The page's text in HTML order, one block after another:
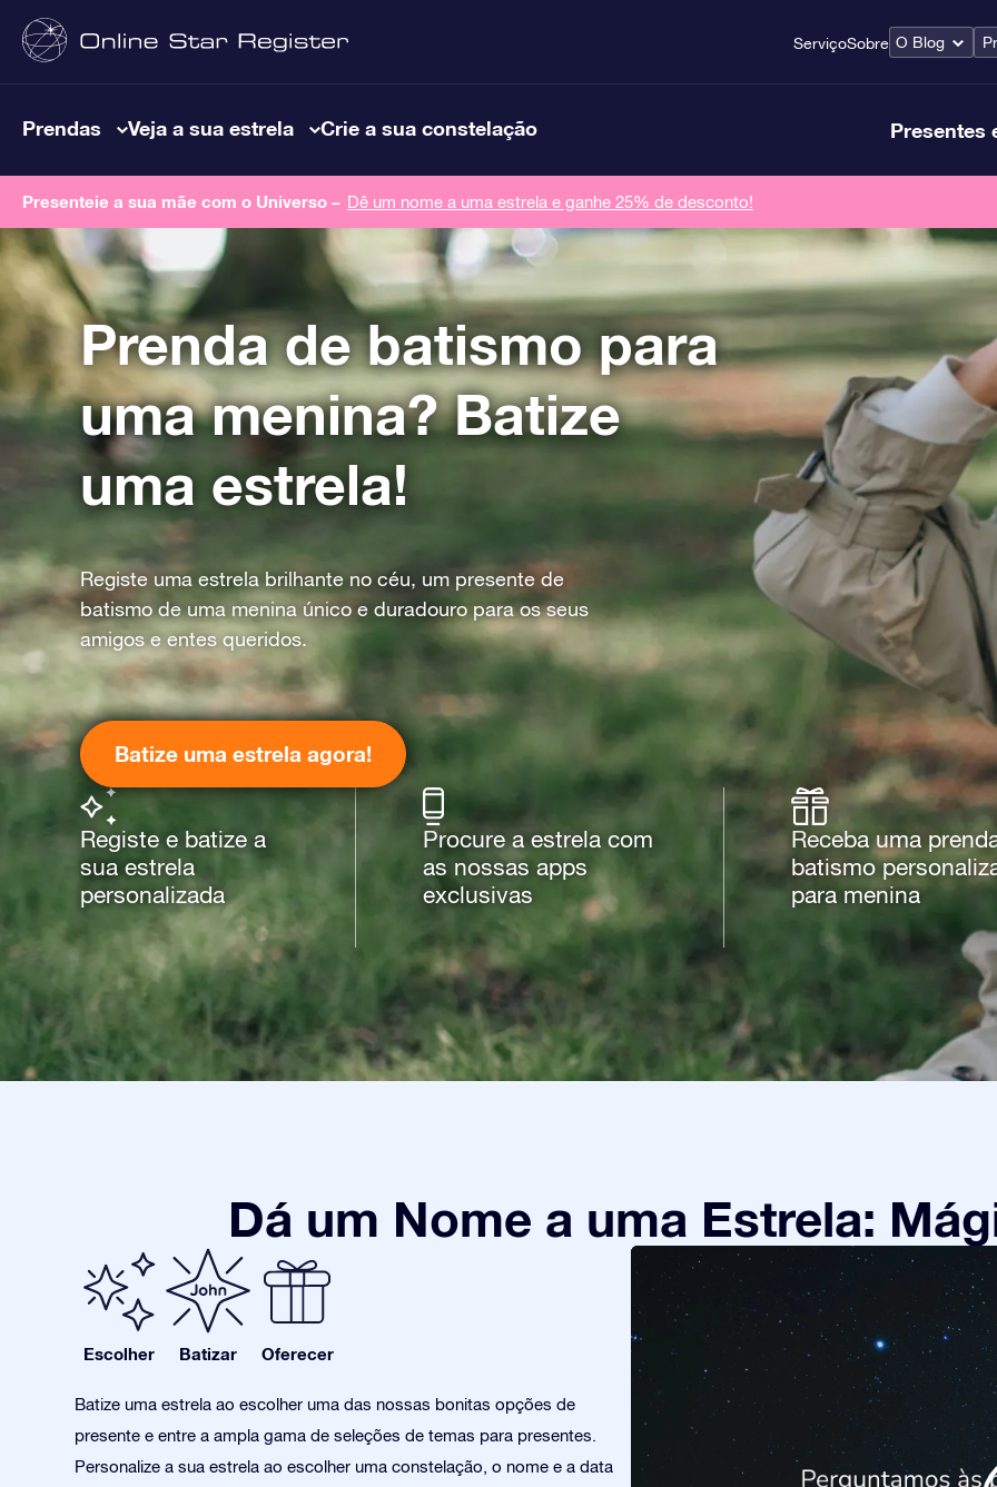
ServiçoSobre O Blog
Prendas Veja a sua estrela Crie a sua constelação Presentes
Presenteie a sua mãe com o Universo – Dê um nome a uma estrela e ganhe 25% de desconto!
Prenda de batismo para
uma menina? Batize
uma estrela!
Registe uma estrela brilhante no céu, um presente de
batismo de uma menina único e duradouro para os seus
amigos e entes queridos.
Batize uma estrela agora!
Registe e batize a
sua estrela
personalizada
Procure a estrela com
as nossas apps
exclusivas
Receba uma
batismo
para menina
Dá um Nome a uma Estrela:
Escolher Batizar Oferecer
Batize uma estrela ao escolher uma das nossas bonitas opções de
presente e entre a ampla gama de seleções de temas para presentes.
Personalize a sua estrela ao escolher uma constelação, o nome e a data